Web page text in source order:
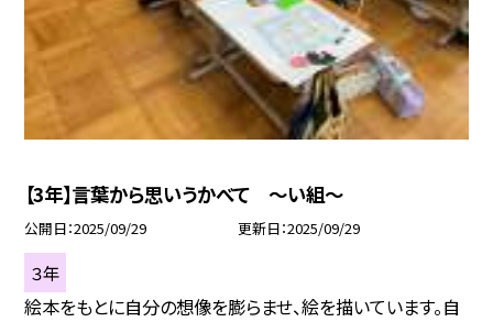
【3年】言葉から思いうかべて 〜い組〜
公開日 2025/09/29 更新日 2025/09/29
３年
絵本をもとに自分の想像を膨らませ、絵を描いています。自